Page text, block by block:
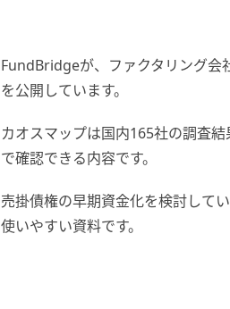
FundBridgeが、ファクタリング会
を公開しています。
カオスマップは国内165社の調査
で確認できる内容です。
売掛債権の早期資金化を検討して
使いやすい資料です。